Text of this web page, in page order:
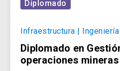
Diplomado
Infraestructura |
Diplomado en
operaciones mineras